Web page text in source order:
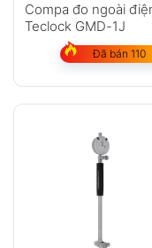
Compa đo ngoài
Teclock GMD-1J
Đã bán 110